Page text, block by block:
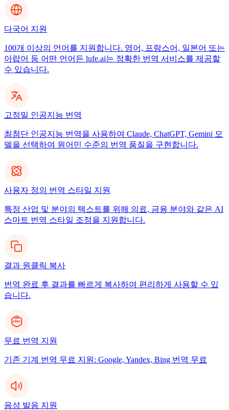
다국어 지원
100개 이상의 언어를 지원합니다. 영어, 프랑스어, 일본어 또는
아랍어 등 어떤 언어든 lufe.ai는 정확한 번역 서비스를 제공할
수 있습니다.
고정밀 인공지능 번역
최첨단 인공지능 번역을 사용하여 Claude, ChatGPT, Gemini 모
델을 선택하여 원어민 수준의 번역 품질을 구현합니다.
사용자 정의 번역 스타일 지원
특정 산업 및 분야의 텍스트를 위해 의료, 금융 분야와 같은 AI
스마트 번역 스타일 조정을 지원합니다.
결과 원클릭 복사
번역 완료 후 결과를 빠르게 복사하여 편리하게 사용할 수 있
습니다.
무료 번역 지원
기존 기계 번역 무료 지원: Google, Yandex, Bing 번역 무료
음성 발음 지원